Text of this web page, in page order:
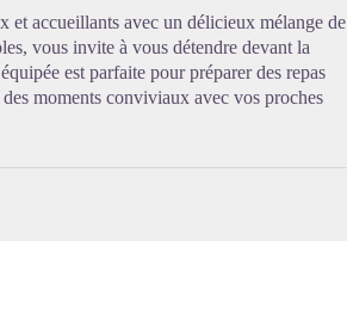
et accueillants avec un délicieux mélange de
vous invite à vous détendre devant la
est parfaite pour préparer des repas
moments conviviaux avec vos proches